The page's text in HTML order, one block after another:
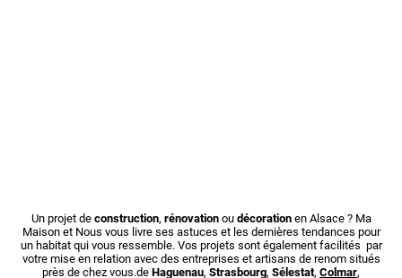
Un projet de construction, rénovationou décorationen Alsace ? Ma
Maison et Nous vous livre ses astuces et les dernières tendances pour
un habitat qui vous ressemble. Vos projets sont également facilités par
votre mise en relation avec des entreprises et artisans de renom situés
près de chez vous.de Haguenau, Strasbourg, Sélestat, Colmar,